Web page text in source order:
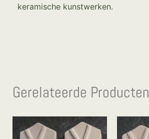
keramische kunstwerken.
Gerelateerde Producten